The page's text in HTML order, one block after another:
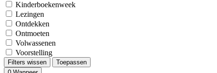
Kinderboekenweek
Lezingen
Ontdekken
Ontmoeten
Volwassenen
Voorstelling
Filters wissen
Toepassen